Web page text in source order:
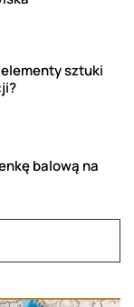
sztuki
balową na